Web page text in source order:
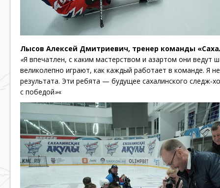
Лысов Алексей Дмитриевич, тренер команды
«Я впечатлен, с каким мастерством и азартом они ведут
великолепно играют, как каждый работает в команде. Я
результата. Эти ребята — будущее сахалинского
с победой»«